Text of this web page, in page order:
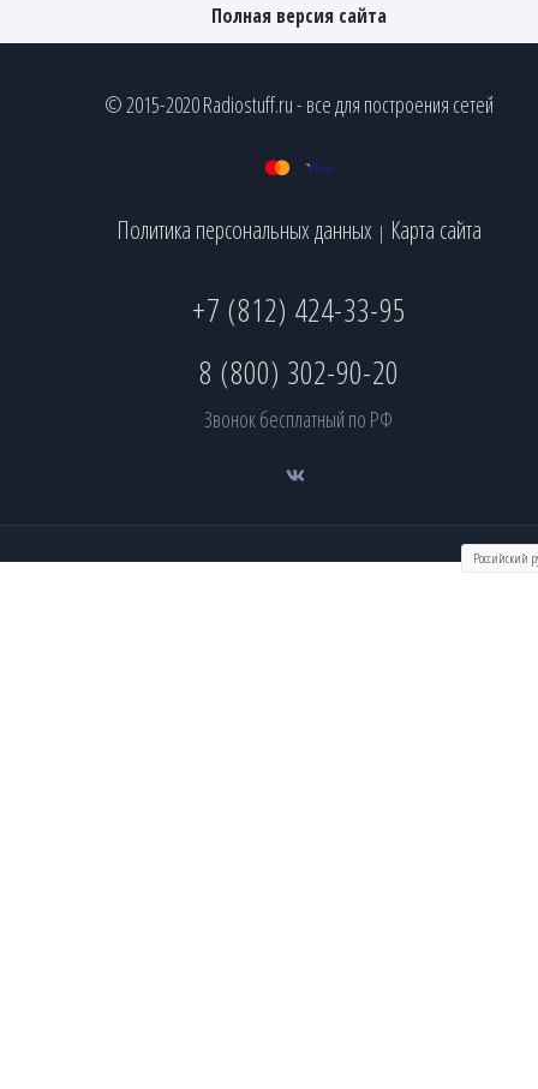
Полная версия сайта
© 2015-2020 Radiostuff.ru - все для построения сетей
Политика персональных данных | Карта сайта
+7 (812) 424-33-95
8 (800) 302-90-20
Звонок бесплатный по РФ